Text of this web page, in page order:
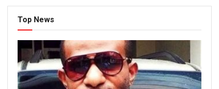
Top News